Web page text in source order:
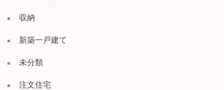
収納
新築一戸建て
未分類
注文住宅